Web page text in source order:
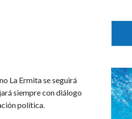
La Ermita se seguirá
siempre con diálogo
política.